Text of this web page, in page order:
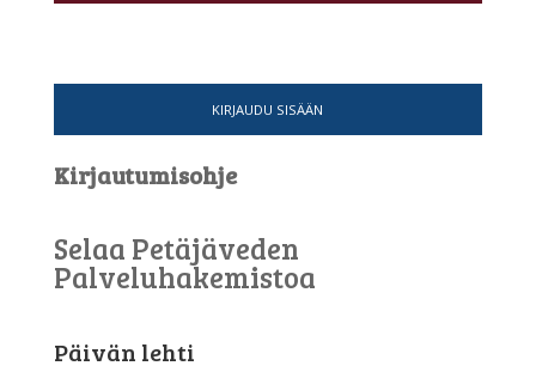
KIRJAUDU SISÄÄN
Kirjautumisohje
Selaa Petäjäveden
Palveluhakemistoa
Päivän lehti